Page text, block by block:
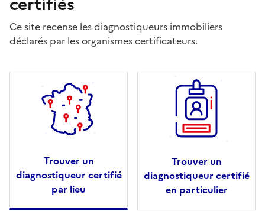
Ce site recense les diagnostiqueurs immobiliers
déclarés par les organismes certificateurs.
Trouver un
diagnostiqueur certifié
par lieu
Trouver un
diagnostiqueur certifié
en particulier